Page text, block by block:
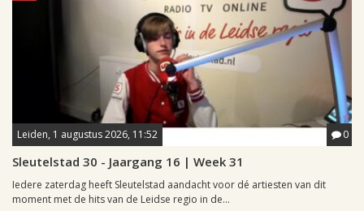
Leiden, 1 augustus 2026, 11:52 0
Sleutelstad 30 - Jaargang 16 | Week 31
Iedere zaterdag heeft Sleutelstad aandacht voor dé artiesten van dit
moment met de hits van de Leidse regio in de...